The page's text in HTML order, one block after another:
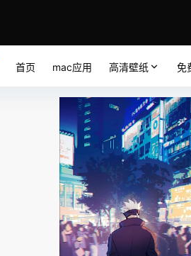
首页 mac应用 高清壁纸 免